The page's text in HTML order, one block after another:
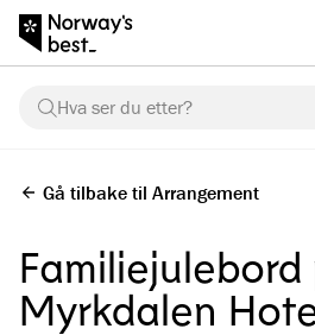
Hva ser du etter?
Gå tilbake til Arrangement
Familiejulebord
Myrkdalen